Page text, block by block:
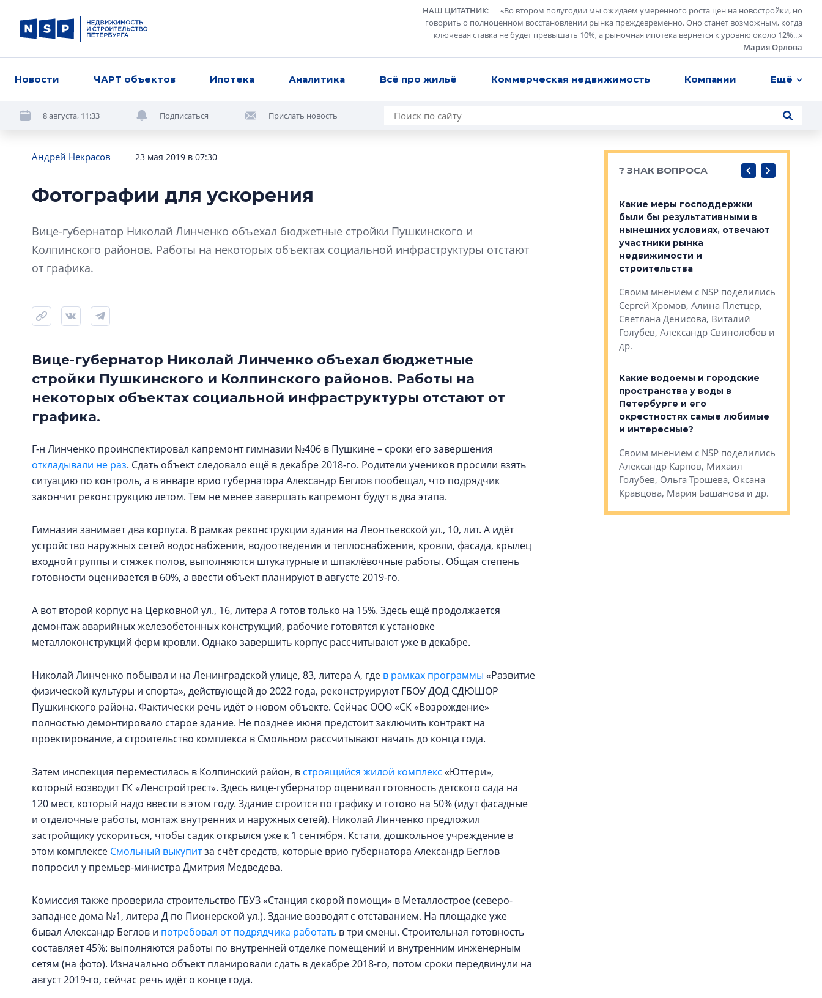
НАШ ЦИТАТНИК: «Во втором полугодии мы ожидаем умеренного роста цен на новостройки, но
говорить о полноценном восстановлении рынка преждевременно. Оно станет возможным, когда
ключевая ставка не будет превышать 10%, а рыночная ипотека вернется к уровню около 12%...»
Мария Орлова
Новости ЧАРТ объектов Ипотека Аналитика Всё про жильё Коммерческая недвижимость Компании Ещё
8 августа, 11:33 Подписаться Прислать новость
Андрей Некрасов 23 мая 2019 в 07:30
Фотографии для ускорения
Вице-губернатор Николай Линченко объехал бюджетные стройки Пушкинского и
Колпинского районов. Работы на некоторых объектах социальной инфраструктуры отстают
от графика.
Вице-губернатор Николай Линченко объехал бюджетные
стройки Пушкинского и Колпинского районов. Работы на
некоторых объектах социальной инфраструктуры отстают от
графика.
Г-н Линченко проинспектировал капремонт гимназии №406 в Пушкине – сроки его завершения
откладывали не раз. Сдать объект следовало ещё в декабре 2018-го. Родители учеников просили взять
ситуацию по контроль, а в январе врио губернатора Александр Беглов пообещал, что подрядчик
закончит реконструкцию летом. Тем не менее завершать капремонт будут в два этапа.
Гимназия занимает два корпуса. В рамках реконструкции здания на Леонтьевской ул., 10, лит. А идёт
устройство наружных сетей водоснабжения, водоотведения и теплоснабжения, кровли, фасада, крылец
входной группы и стяжек полов, выполняются штукатурные и шпаклёвочные работы. Общая степень
готовности оценивается в 60%, а ввести объект планируют в августе 2019-го.
А вот второй корпус на Церковной ул., 16, литера А готов только на 15%. Здесь ещё продолжается
демонтаж аварийных железобетонных конструкций, рабочие готовятся к установке
металлоконструкций ферм кровли. Однако завершить корпус рассчитывают уже в декабре.
Николай Линченко побывал и на Ленинградской улице, 83, литера А, где в рамках программы «Развитие
физической культуры и спорта», действующей до 2022 года, реконструируют ГБОУ ДОД СДЮШОР
Пушкинского района. Фактически речь идёт о новом объекте. Сейчас ООО «СК «Возрождение»
полностью демонтировало старое здание. Не позднее июня предстоит заключить контракт на
проектирование, а строительство комплекса в Смольном рассчитывают начать до конца года.
Затем инспекция переместилась в Колпинский район, в строящийся жилой комплекс «Юттери»,
который возводит ГК «Ленстройтрест». Здесь вице-губернатор оценивал готовность детского сада на
120 мест, который надо ввести в этом году. Здание строится по графику и готово на 50% (идут фасадные
и отделочные работы, монтаж внутренних и наружных сетей). Николай Линченко предложил
застройщику ускориться, чтобы садик открылся уже к 1 сентября. Кстати, дошкольное учреждение в
этом комплексе Смольный выкупитза счёт средств, которые врио губернатора Александр Беглов
попросил у премьер-министра Дмитрия Медведева.
Комиссия также проверила строительство ГБУЗ «Станция скорой помощи» в Металлострое (северо-
западнее дома №1, литера Д по Пионерской ул.). Здание возводят с отставанием. На площадке уже
бывал Александр Беглов и потребовал от подрядчика работать в три смены. Строительная готовность
составляет 45%: выполняются работы по внутренней отделке помещений и внутренним инженерным
сетям (на фото). Изначально объект планировали сдать в декабре 2018-го, потом сроки передвинули на
август 2019-го, сейчас речь идёт о конце года.
? ЗНАК ВОПРОСА
рынка?
Разрыв цен между первичкой и
Какие наиболее востребованы
специальности и компетенции
строительства?
Альшаева, Александр
Свинолобов, Александр Кравцов,
Кирилл Кудинов и др.
Какие меры господдержки
были бы результативными в
нынешних условиях, отвечают
участники рынка
недвижимости и
строительства
Своим мнением с NSP поделились
Сергей Хромов, Алина Плетцер,
Светлана Денисова, Виталий
Голубев, Александр Свинолобов и
др.
Какие водоемы и городские
пространства у воды в
Петербурге и его
окрестностях самые любимые
и интересные?
Своим мнением с NSP поделились
Александр Карпов, Михаил
Голубев, Ольга Трошева, Оксана
Кравцова, Мария Башанова и др.